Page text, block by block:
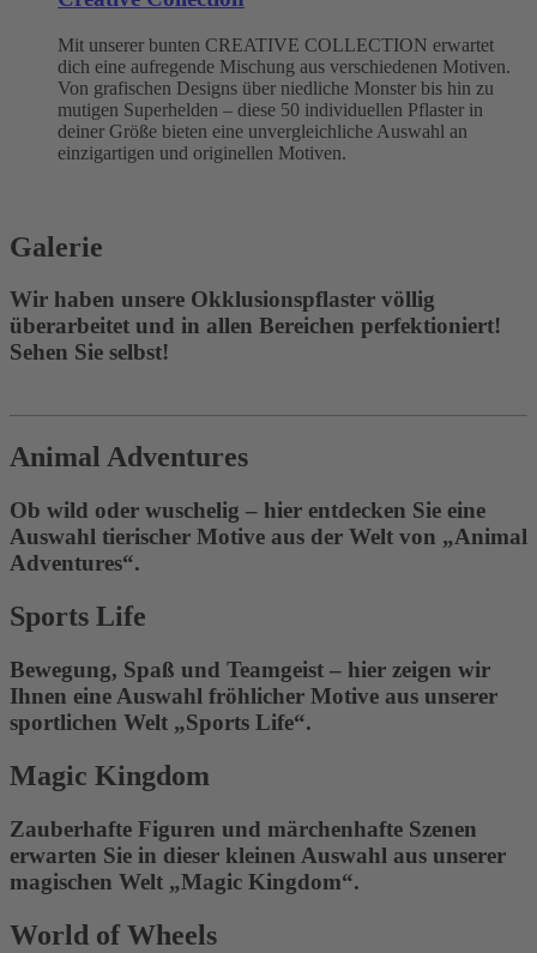
Mit unserer bunten CREATIVE COLLECTION erwartet
dich eine aufregende Mischung aus verschiedenen Motiven.
Von grafischen Designs über niedliche Monster bis hin zu
mutigen Superhelden – diese 50 individuellen Pflaster in
deiner Größe bieten eine unvergleichliche Auswahl an
einzigartigen und originellen Motiven.
Galerie
Wir haben unsere Okklusionspflaster völlig
überarbeitet und in allen Bereichen perfektioniert!
Sehen Sie selbst!
Animal Adventures
Ob wild oder wuschelig – hier entdecken Sie eine
Auswahl tierischer Motive aus der Welt von „Animal
Adventures“.
Sports Life
Bewegung, Spaß und Teamgeist – hier zeigen wir
Ihnen eine Auswahl fröhlicher Motive aus unserer
sportlichen Welt „Sports Life“.
Magic Kingdom
Zauberhafte Figuren und märchenhafte Szenen
erwarten Sie in dieser kleinen Auswahl aus unserer
magischen Welt „Magic Kingdom“.
World of Wheels